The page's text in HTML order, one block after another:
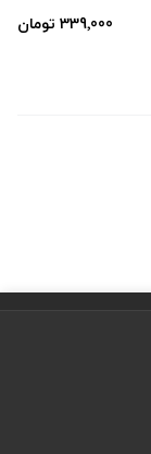
339٬000 تومان